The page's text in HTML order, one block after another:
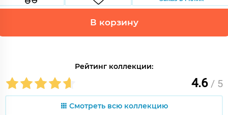
В корзину
Рейтинг коллекции:
4.6 / 5
Смотреть всю коллекцию